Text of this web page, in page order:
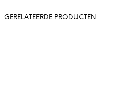
GERELATEERDE PRODUCTEN